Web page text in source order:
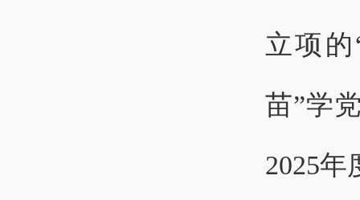
立项
苗”学
2025